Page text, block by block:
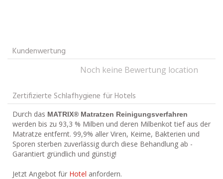
Kundenwertung
Noch keine Bewertung location
Zertifizierte Schlafhygiene für Hotels
Durch das MATRIX® Matratzen Reinigungsverfahren
werden bis zu 93,3 % Milben und deren Milbenkot tief aus der
Matratze entfernt. 99,9% aller Viren, Keime, Bakterien und
Sporen sterben zuverlässig durch diese Behandlung ab -
Garantiert gründlich und günstig!
Jetzt Angebot für Hotel anfordern.